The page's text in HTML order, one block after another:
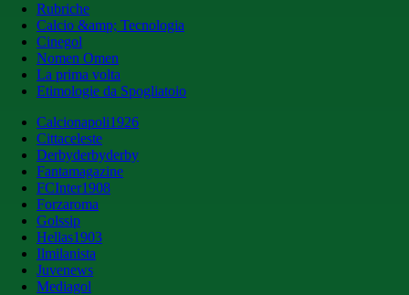
Rubriche
Calcio &amp; Tecnologia
Cinegol
Nomen Omen
La prima volta
Etimologie da Spogliatoio
Calcionapoli1926
Cittaceleste
Derbyderbyderby
Fantamagazine
FCInter1908
Forzaroma
Golssip
Hellas1903
Ilmilanista
Juvenews
Mediagol